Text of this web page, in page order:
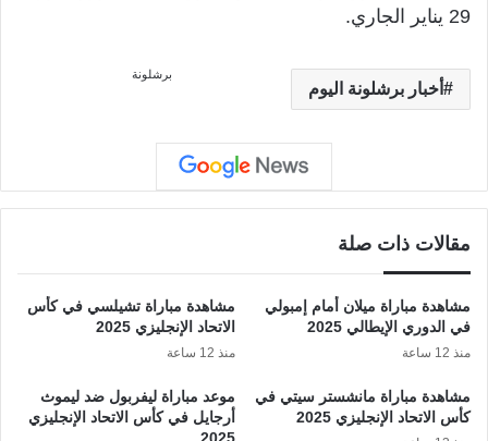
29 يناير الجاري.
أخبار برشلونة اليوم
برشلونة
مقالات ذات صلة
مشاهدة مباراة ميلان أمام إمبولي
في الدوري الإيطالي 2025
منذ 12 ساعة
مشاهدة مباراة تشيلسي في كأس
الاتحاد الإنجليزي 2025
منذ 12 ساعة
مشاهدة مباراة مانشستر سيتي في
كأس الاتحاد الإنجليزي 2025
موعد مباراة ليفربول ضد ليموث
أرجايل في كأس الاتحاد الإنجليزي
2025